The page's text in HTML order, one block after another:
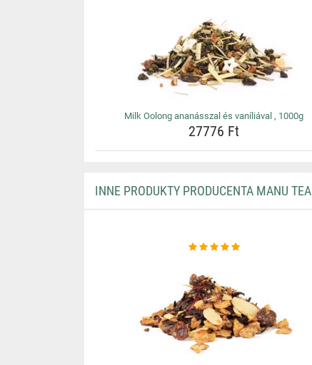
Milk Oolong ananásszal és vaníliával , 1000g
27776 Ft
INNE PRODUKTY PRODUCENTA MANU TEA